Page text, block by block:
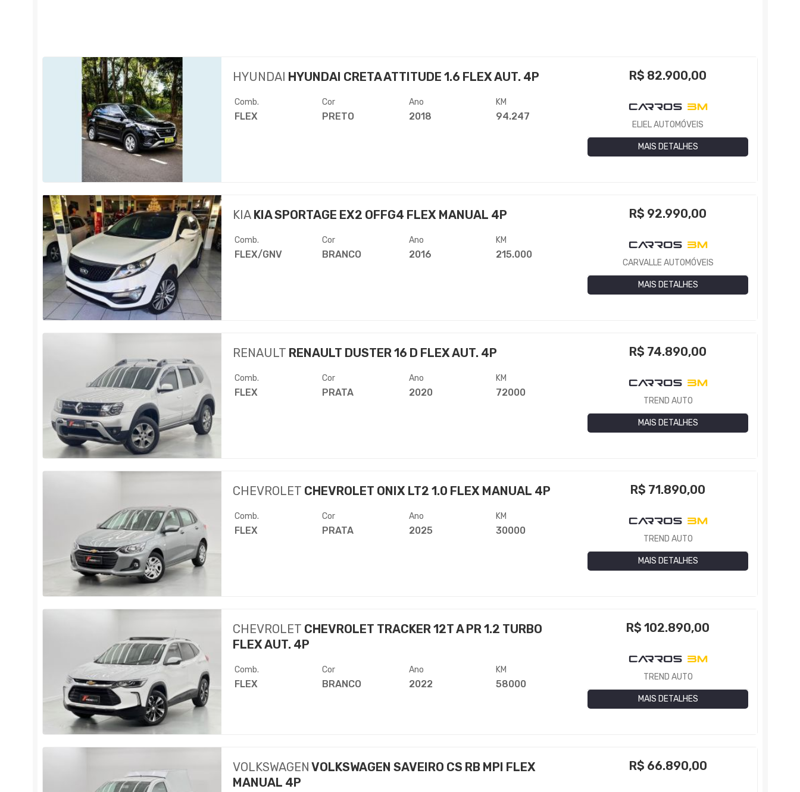
HYUNDAI HYUNDAI CRETA ATTITUDE 1.6 FLEX AUT. 4P
Comb.
FLEX
Cor
PRETO
Ano
2018
KM
94.247
R$ 82.900,00
ELIEL AUTOMÓVEIS
MAIS DETALHES
KIAKIA SPORTAGE EX2 OFFG4 FLEX MANUAL 4P
Comb.
FLEX/GNV
Cor
BRANCO
Ano
2016
KM
215.000
R$ 92.990,00
CARVALLE AUTOMÓVEIS
MAIS DETALHES
RENAULT RENAULT DUSTER 16 D FLEX AUT. 4P
Comb.
FLEX
Cor
PRATA
Ano
2020
KM
72000
R$ 74.890,00
TREND AUTO
MAIS DETALHES
CHEVROLET CHEVROLET ONIX LT2 1.0 FLEX MANUAL 4P
Comb.
FLEX
Cor
PRATA
Ano
2025
KM
30000
R$ 71.890,00
TREND AUTO
MAIS DETALHES
CHEVROLET CHEVROLET TRACKER 12T A PR 1.2 TURBO
FLEX AUT. 4P
Comb.
FLEX
Cor
BRANCO
Ano
2022
KM
58000
R$102.890,00
TREND AUTO
MAIS DETALHES
VOLKSWAGEN VOLKSWAGEN SAVEIRO CS RB MPI FLEX
MANUAL 4P
R$ 66.890,00